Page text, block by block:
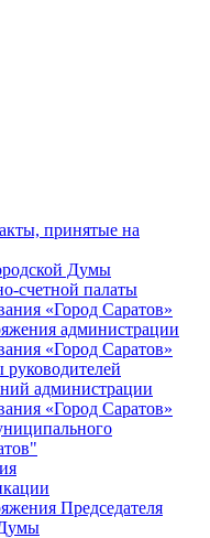
принятые на
Думы
счетной палаты
«Город Саратов»
администрации
«Город Саратов»
администрации
«Город Саратов»
Председателя